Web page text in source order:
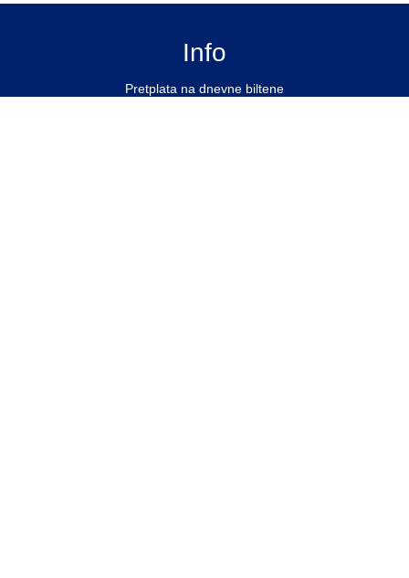
Info
Pretplata na dnevne biltene